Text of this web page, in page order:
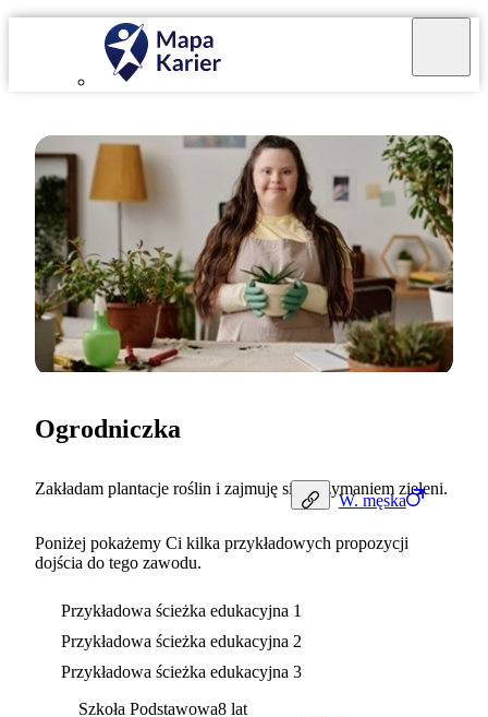
W. męska
Ogrodniczka
Zakładam plantacje roślin i zajmuję się utrzymaniem zieleni.
Poniżej pokażemy Ci kilka przykładowych propozycji
dojścia do tego zawodu.
Przykładowa ścieżka edukacyjna 1
Przykładowa ścieżka edukacyjna 2
Przykładowa ścieżka edukacyjna 3
Szkoła Podstawowa8 lat